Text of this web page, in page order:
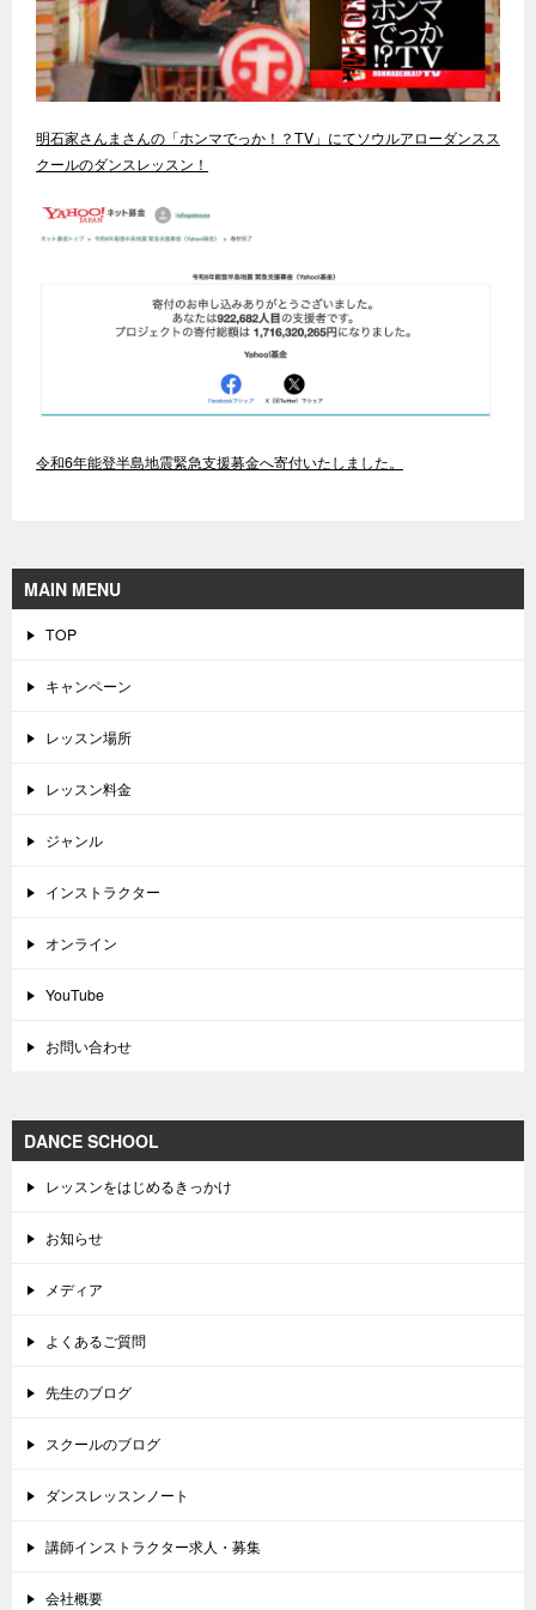
明石家さんまさんの「ホンマでっか！？TV」にてソウルアローダンスス
クールのダンスレッスン！
令和6年能登半島地震緊急支援募金へ寄付いたしました。
MAIN MENU
TOP
キャンペーン
レッスン場所
レッスン料金
ジャンル
インストラクター
オンライン
YouTube
お問い合わせ
DANCE SCHOOL
レッスンをはじめるきっかけ
お知らせ
メディア
よくあるご質問
先生のブログ
スクールのブログ
ダンスレッスンノート
講師インストラクター求人・募集
会社概要